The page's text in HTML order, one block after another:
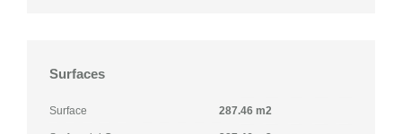
Surfaces
Surface 287.46 m2